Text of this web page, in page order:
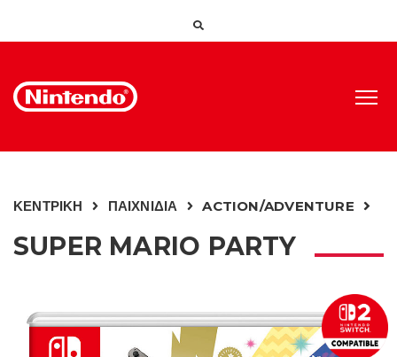
ΚΕΝΤΡΙΚΗ ΠΑΙΧΝΙΔΙΑ ACTION/ADVENTURE
SUPER MARIO PARTY